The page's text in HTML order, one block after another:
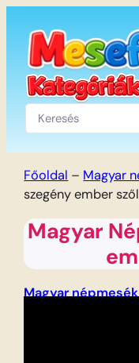
tartalomhoz
Keresés
Főoldal – Magyar
szegény ember
Magyar
Magyar népmesék